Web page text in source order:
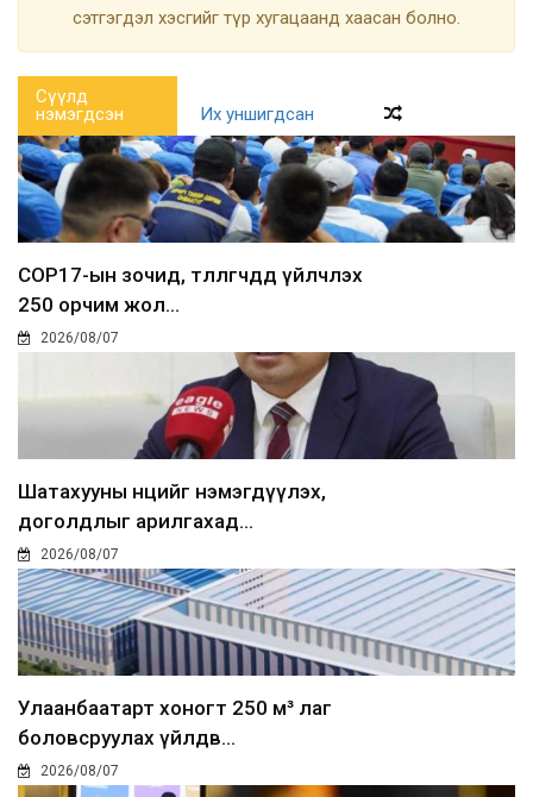
сэтгэгдэл хэсгийг түр хугацаанд хаасан болно.
Сүүлд
нэмэгдсэн
Их уншигдсан
COP17-ын зочид, төлөөлөгчдөд үйлчлэх
250 орчим жол...
2026/08/07
Шатахууны нөөцийг нэмэгдүүлэх,
доголдлыг арилгахад...
2026/08/07
Улаанбаатарт хоногт 250 м³ лаг
боловсруулах үйлдв...
2026/08/07